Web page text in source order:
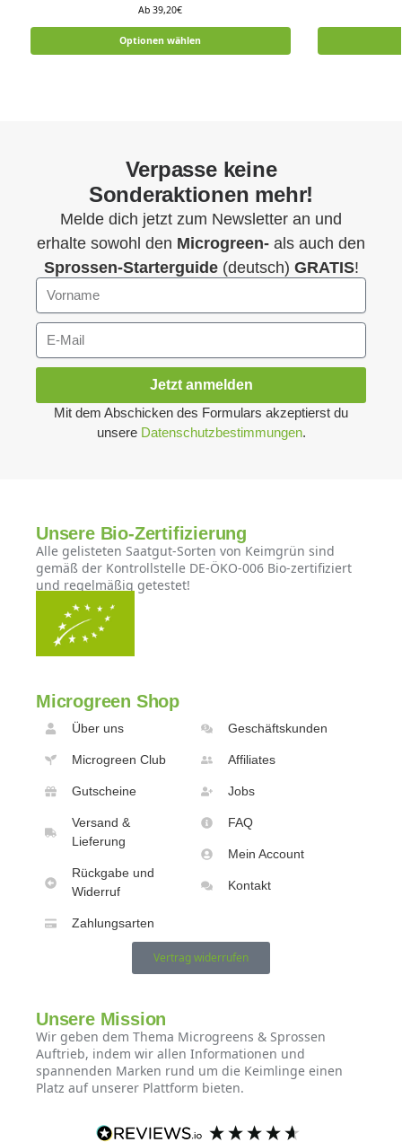
Ab 39,20€
Optionen wählen
Verpasse keine
Sonderaktionen mehr!
Melde dich jetzt zum Newsletter an und
erhalte sowohl den Microgreen- als auch den
Sprossen-Starterguide(deutsch) GRATIS!
Jetzt anmelden
Mit dem Abschicken des Formulars akzeptierst du
unsere Datenschutzbestimmungen.
Unsere Bio-Zertifizierung
Alle gelisteten Saatgut-Sorten von Keimgrün sind
gemäß der Kontrollstelle DE-ÖKO-006 Bio-zertifiziert
und regelmäßig getestet!
Microgreen Shop
Über uns
Microgreen Club
Gutscheine
Versand &
Lieferung
Rückgabe und
Widerruf
Zahlungsarten
Geschäftskunden
Affiliates
Jobs
FAQ
Mein Account
Kontakt
Vertrag widerrufen
Unsere Mission
Wir geben dem Thema Microgreens & Sprossen
Auftrieb, indem wir allen Informationen und
spannenden Marken rund um die Keimlinge einen
Platz auf unserer Plattform bieten.